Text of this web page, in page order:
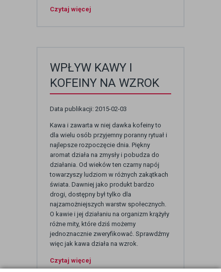
Czytaj więcej
WPŁYW KAWY I
KOFEINY NA WZROK
Data publikacji: 2015-02-03
Kawa i zawarta w niej dawka kofeiny to
dla wielu osób przyjemny poranny rytuał i
najlepsze rozpoczęcie dnia. Piękny
aromat działa na zmysły i pobudza do
działania. Od wieków ten czarny napój
towarzyszy ludziom w różnych zakątkach
świata. Dawniej jako produkt bardzo
drogi, dostępny był tylko dla
najzamożniejszych warstw społecznych.
O kawie i jej działaniu na organizm krążyły
różne mity, które dziś możemy
jednoznacznie zweryfikować. Sprawdźmy
więc jak kawa działa na wzrok.
Czytaj więcej